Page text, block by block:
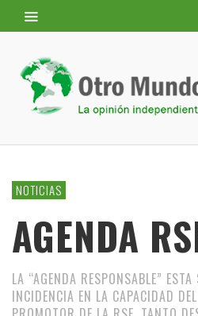
NOTICIAS
AGENDA
LA “AGENDA RESPONSABLE”
INCIDENCIA EN LA CAPACIDAD